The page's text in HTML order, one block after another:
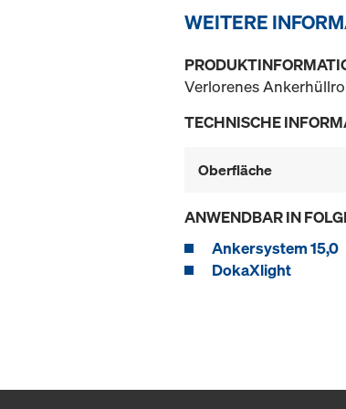
WEITERE
Verlorenes
TECHNISCHE
Oberfläche
ANWENDBAR IN
Ankersystem 15,0
DokaXlight